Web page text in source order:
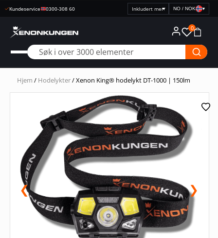
Kundeservice 0300-308 60
Velg
NO / NOK ▾
0
Hjem / Hodelykter/ Xenon King® hodelykt DT-1000 | 150lm
❮ ❯